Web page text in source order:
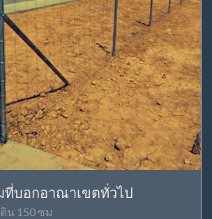
ที่บอกอาณาเขตทั่วไป
น 150 ซม